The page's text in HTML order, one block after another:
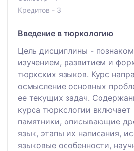
Кредитов - 3
Введение в тюркологию
Цель дисциплины -
изучением, развитием и
тюркских языков. Курс
осмысление основных
ее текущих задач.
курса тюркологии
памятники, описывающие
язык, этапы их написания,
языковые особенности,